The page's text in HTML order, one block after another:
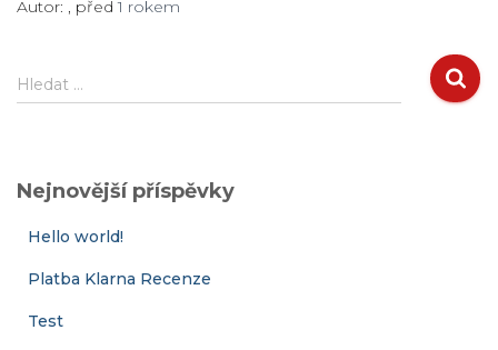
Autor: , před1 rokem
V
y
d
Hledat …
Nejnovější příspěvky
Hello world!
Platba Klarna Recenze
Test